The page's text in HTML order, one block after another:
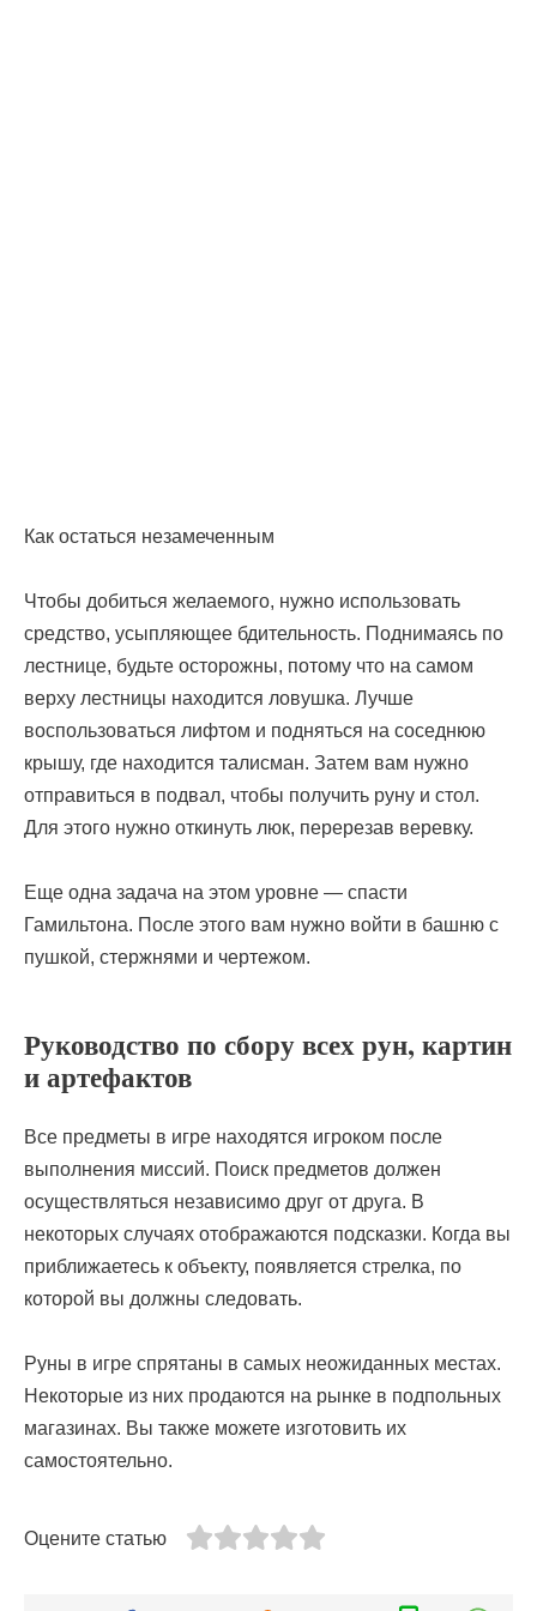
Как остаться незамеченным
Чтобы добиться желаемого, нужно использовать
средство, усыпляющее бдительность. Поднимаясь по
лестнице, будьте осторожны, потому что на самом
верху лестницы находится ловушка. Лучше
воспользоваться лифтом и подняться на соседнюю
крышу, где находится талисман. Затем вам нужно
отправиться в подвал, чтобы получить руну и стол.
Для этого нужно откинуть люк, перерезав веревку.
Еще одна задача на этом уровне — спасти
Гамильтона. После этого вам нужно войти в башню с
пушкой, стержнями и чертежом.
Руководство по сбору всех рун, картин
и артефактов
Все предметы в игре находятся игроком после
выполнения миссий. Поиск предметов должен
осуществляться независимо друг от друга. В
некоторых случаях отображаются подсказки. Когда вы
приближаетесь к объекту, появляется стрелка, по
которой вы должны следовать.
Руны в игре спрятаны в самых неожиданных местах.
Некоторые из них продаются на рынке в подпольных
магазинах. Вы также можете изготовить их
самостоятельно.
Оцените статью